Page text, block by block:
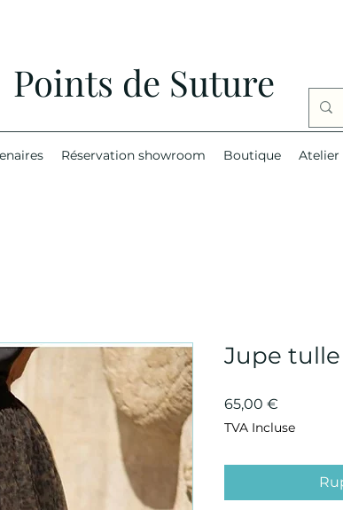
Points de Suture
Réservation showroom Boutique Atelier
Jupe
65,00 €
TVA Incluse